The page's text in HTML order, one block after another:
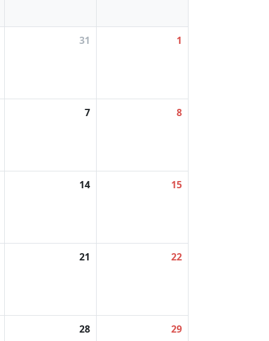
31 1
7 8
14 15
21 22
28 29